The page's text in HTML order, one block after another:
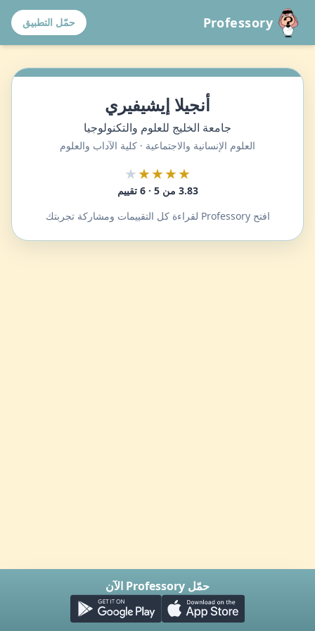
Professory حمّل التطبيق
أنجيلا إيشيفيري
جامعة الخليج للعلوم والتكنولوجيا
العلوم الإنسانية والاجتماعية · كلية الآداب والعلوم
★★★★
★
3.83 من 5 · 6 تقييم
افتح Professory لقراءة كل التقييمات ومشاركة تجربتك
حمّل Professory الآن